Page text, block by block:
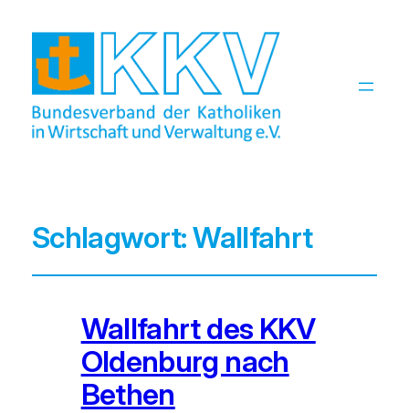
Schlagwort:Wallfahrt
Wallfahrt des KKV
Oldenburg nach
Bethen